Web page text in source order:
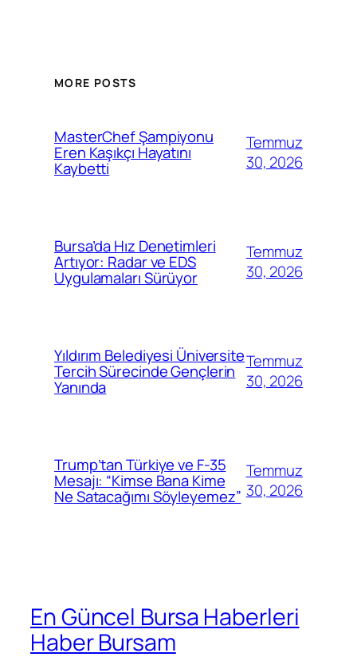
MORE POSTS
MasterChef Şampiyonu
Eren Kaşıkçı Hayatını
Kaybetti
Temmuz
30, 2026
Bursa’da Hız Denetimleri
Artıyor: Radar ve EDS
Uygulamaları Sürüyor
Temmuz
30, 2026
Yıldırım Belediyesi Üniversite
Tercih Sürecinde Gençlerin
Yanında
Temmuz
30, 2026
Trump’tan Türkiye ve F-35
Mesajı: “Kimse Bana Kime
Ne Satacağımı Söyleyemez”
Temmuz
30, 2026
En Güncel Bursa Haberleri
Haber Bursam